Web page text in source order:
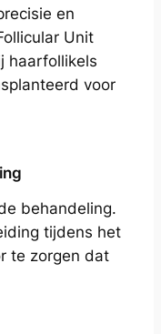
en
Unit
haarfollikels
voor
behandeling.
tijdens het
te zorgen dat